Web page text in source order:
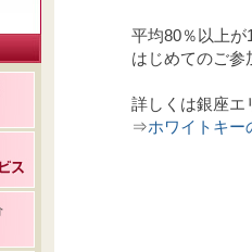
平均80％以上が
はじめてのご参
詳しくは銀座エ
⇒ホワイトキー